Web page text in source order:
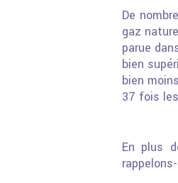
De
gaz
parue
bien
bien
37 fois
En plus